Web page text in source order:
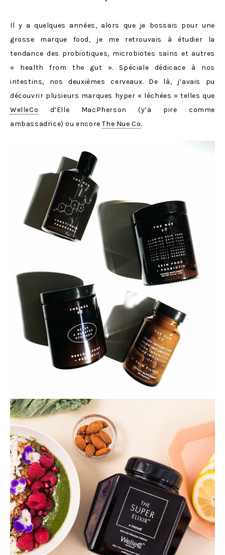
Il y a quelques années, alors que je bossais pour une
grosse marque food, je me retrouvais à étudier la
tendance des probiotiques, microbiotes sains et autres
« health from the gut ». Spéciale dédicace à nos
intestins, nos deuxièmes cerveaux. De là, j’avais pu
découvrir plusieurs marques hyper « léchées » telles que
WelleCo d’Elle MacPherson (y’a pire comme
ambassadrice) ou encoreThe Nue Co.